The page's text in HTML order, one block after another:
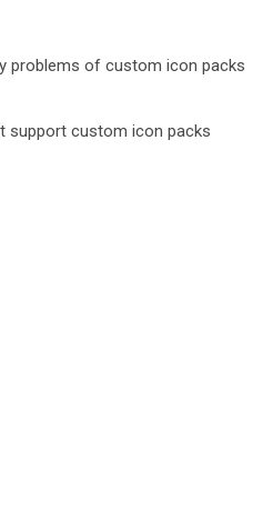
problems of custom icon packs
support custom icon packs